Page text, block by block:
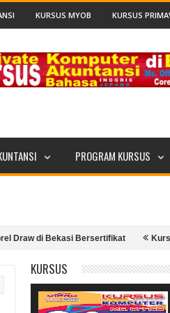
KURSUS MYOB KURSUS
PROGRAM KURSUS
di Bekasi Bersertifikat Kursus
KURSUS